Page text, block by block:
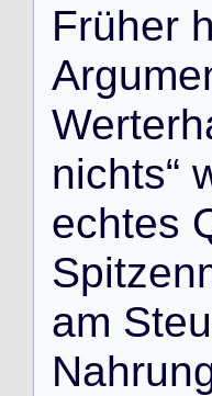
Früher h
Argume
Werterh
nichts“
echtes
Spitzen
am Steu
Nahrun